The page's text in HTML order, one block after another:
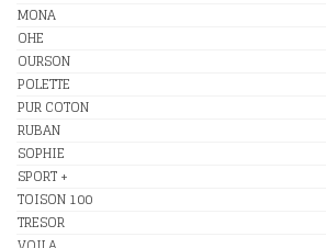
MONA
OHE
OURSON
POLETTE
PUR COTON
RUBAN
SOPHIE
SPORT +
TOISON 100
TRESOR